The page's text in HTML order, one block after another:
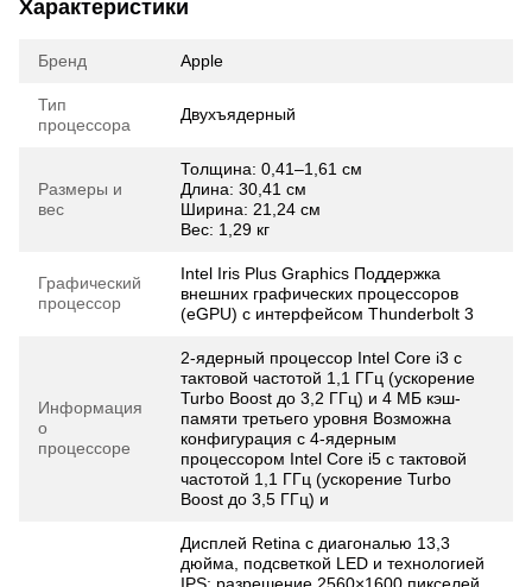
Характеристики
Бренд Apple
Тип
процессора
Двухъядерный
Размеры и
вес
Толщина: 0,41–1,61 см
Длина: 30,41 см
Ширина: 21,24 см
Вес: 1,29 кг
Графический
процессор
Intel Iris Plus Graphics Поддержка
внешних графических процессоров
(eGPU) с интерфейсом Thunderbolt 3
Информация
о
процессоре
2-ядерный процессор Intel Core i3 с
тактовой частотой 1,1 ГГц (ускорение
Turbo Boost до 3,2 ГГц) и 4 МБ кэш-
памяти третьего уровня Возможна
конфигурация с 4‑ядерным
процессором Intel Core i5 с тактовой
частотой 1,1 ГГц (ускорение Turbo
Boost до 3,5 ГГц) и
Дисплей Retina с диагональю 13,3
дюйма, подсветкой LED и технологией